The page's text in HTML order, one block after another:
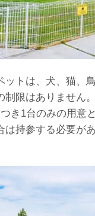
ットは、犬、猫、
制限はありません
き1台のみの用意
は持参する必要があ